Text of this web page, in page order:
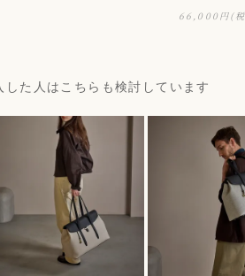
66,000円(
した人はこちらも検討しています